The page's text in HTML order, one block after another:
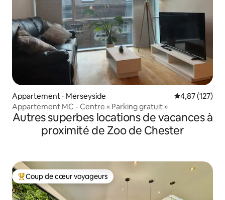
Appartement ⋅ Merseyside Évaluation
4,87 (127)
Appartement MC - Centre « Parking gratuit »
Autres superbes locations de vacances à
proximité de Zoo de Chester
Coups de cœur voyageurs les plus appréciés
Coup de cœur voyageurs